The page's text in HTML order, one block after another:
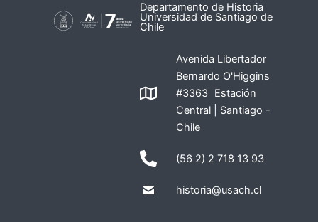
Departamento de Historia
Universidad de Santiago de
Chile
Avenida Libertador
Bernardo O'Higgins
#3363 Estación
Central | Santiago -
Chile
(56 2) 2 718 13 93
historia@usach.cl